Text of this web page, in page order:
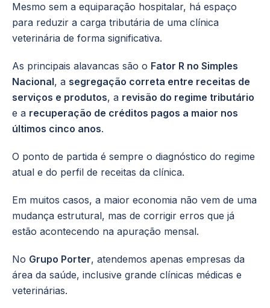
Mesmo sem a equiparação hospitalar, há espaço
para reduzir a carga tributária de uma clínica
veterinária de forma significativa.
As principais alavancas são o Fator R no Simples
Nacional, a segregação correta entre receitas de
serviços e produtos, a revisão do regime tributário
e a recuperação de créditos pagos a maior nos
últimos cinco anos.
O ponto de partida é sempre o diagnóstico do regime
atual e do perfil de receitas da clínica.
Em muitos casos, a maior economia não vem de uma
mudança estrutural, mas de corrigir erros que já
estão acontecendo na apuração mensal.
No Grupo Porter, atendemos apenas empresas da
área da saúde, inclusive grande clínicas médicas e
veterinárias.